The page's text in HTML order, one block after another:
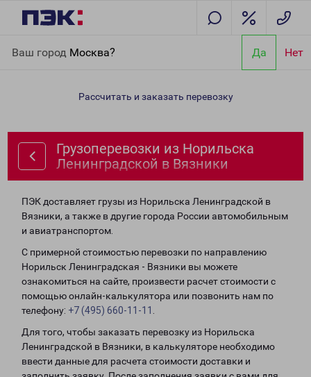
Ваш город Москва? Да Нет
Ленинградской в Вязники
Рассчитать и заказать перевозку
Грузоперевозки из Норильска
Ленинградской в Вязники
ПЭК доставляет грузы из Норильска Ленинградской в
Вязники, а также в другие города России автомобильным
и авиатранспортом.
С примерной стоимостью перевозки по направлению
Норильск Ленинградская - Вязники вы можете
ознакомиться на сайте, произвести расчет стоимости с
помощью онлайн-калькулятора или позвонить нам по
телефону: +7 (495) 660-11-11
Для того, чтобы заказать перевозку из Норильска
Ленинградской в Вязники, в калькуляторе необходимо
ввести данные для расчета стоимости доставки и